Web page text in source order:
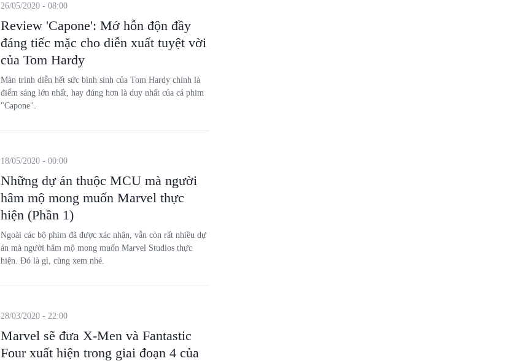
Review 'Capone': Mớ hỗn độn đầy
đáng tiếc mặc cho diễn xuất tuyệt vời
của Tom Hardy
26/05/2020 - 08:00
Màn trình diễn hết sức bình sinh của Tom Hardy chính là
điểm sáng lớn nhất, hay đúng hơn là duy nhất của cả phim
"Capone".
Những dự án thuộc MCU mà người
hâm mộ mong muốn Marvel thực
hiện (Phần 1)
18/05/2020 - 00:00
Ngoài các bộ phim đã được xác nhận, vẫn còn rất nhiều dự
án mà người hâm mộ mong muốn Marvel Studios thực
hiện. Đó là gì, cùng xem nhé.
Marvel sẽ đưa X-Men và Fantastic
Four xuất hiện trong giai đoạn 4 của
28/03/2020 - 22:00